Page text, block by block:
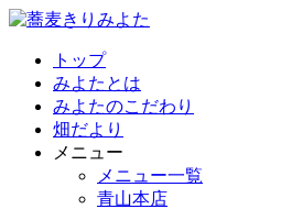
トップ
みよたとは
みよたのこだわり
畑だより
メニュー
メニュー一覧
青山本店